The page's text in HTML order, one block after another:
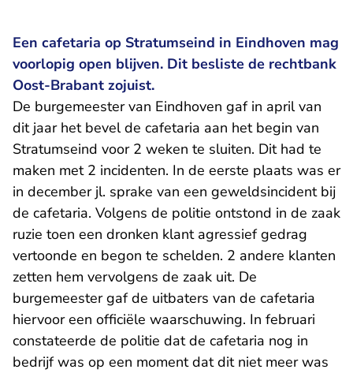
Een cafetaria op Stratumseind in Eindhoven mag
voorlopig open blijven. Dit besliste de rechtbank
Oost-Brabant zojuist.
De burgemeester van Eindhoven gaf in april van
dit jaar het bevel de cafetaria aan het begin van
Stratumseind voor 2 weken te sluiten. Dit had te
maken met 2 incidenten. In de eerste plaats was er
in december jl. sprake van een geweldsincident bij
de cafetaria. Volgens de politie ontstond in de zaak
ruzie toen een dronken klant agressief gedrag
vertoonde en begon te schelden. 2 andere klanten
zetten hem vervolgens de zaak uit. De
burgemeester gaf de uitbaters van de cafetaria
hiervoor een officiële waarschuwing. In februari
constateerde de politie dat de cafetaria nog in
bedrijf was op een moment dat dit niet meer was